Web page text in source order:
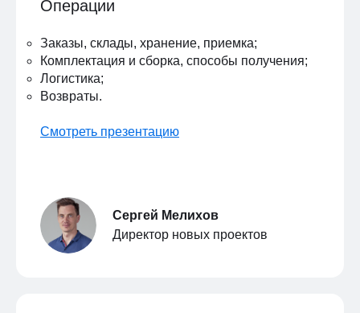
Операции
Заказы, склады, хранение, приемка;
Комплектация и сборка, способы получения;
Логистика;
Возвраты.
Смотреть презентацию
Сергей Мелихов
Директор новых проектов